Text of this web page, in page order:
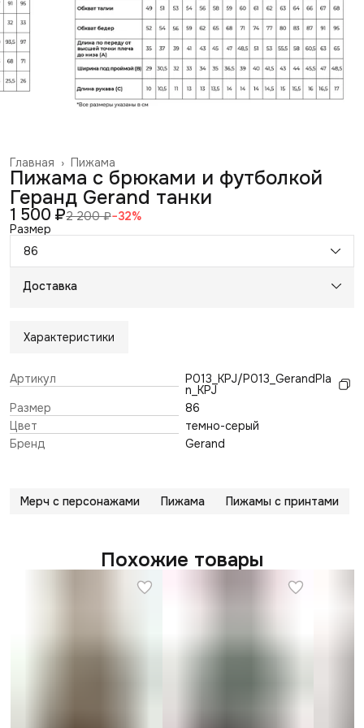
Пижама
Главная ›
Пижама с брюками и футболкой
Геранд Gerand танки
1 500 ₽2 200 ₽−32%
Размер
86
Доставка
Характеристики
Артикул P013_KPJ/P013_GerandPla
n_KPJ
Размер
86
Цвет
темно-серый
Бренд
Gerand
Мерч с персонажами Пижама Пижамы с принтами
Похожие товары